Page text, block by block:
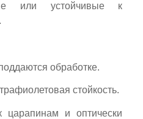
или устойчивые к
обработке.
стойкость.
царапинам и оптически